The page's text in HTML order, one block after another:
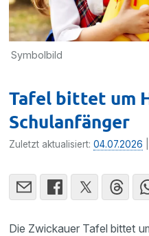
Symbolbild
Tafel bittet um
Schulanfänger
Zuletzt aktualisiert:04.07.2026
Die Zwickauer Tafel bittet